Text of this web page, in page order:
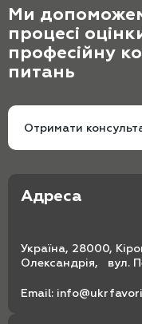
Ми
процесі
професійну
питань
Отримати
Адреса
Україна, 28000,
Олександрія, вул.
Email: